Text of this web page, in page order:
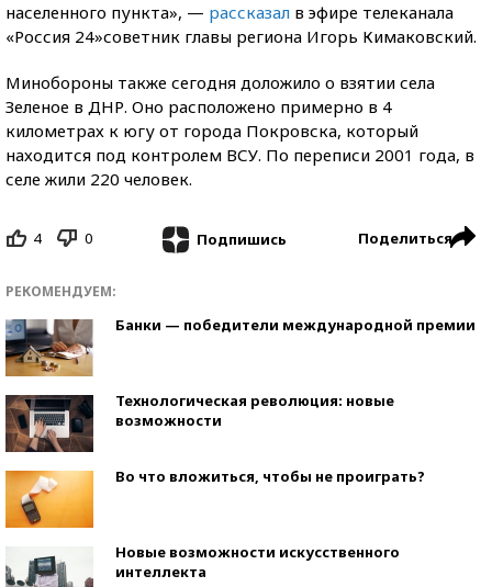
населенного пункта», — рассказал в эфире телеканала
«Россия 24»советник главы региона Игорь Кимаковский.
Минобороны также сегодня доложило о взятии села
Зеленое в ДНР. Оно расположено примерно в 4
километрах к югу от города Покровска, который
находится под контролем ВСУ. По переписи 2001 года, в
селе жили 220 человек.
4 0 Подпишись Поделиться
РЕКОМЕНДУЕМ:
Банки — победители международной премии
Технологическая революция: новые
возможности
Во что вложиться, чтобы не проиграть?
Новые возможности искусственного
интеллекта